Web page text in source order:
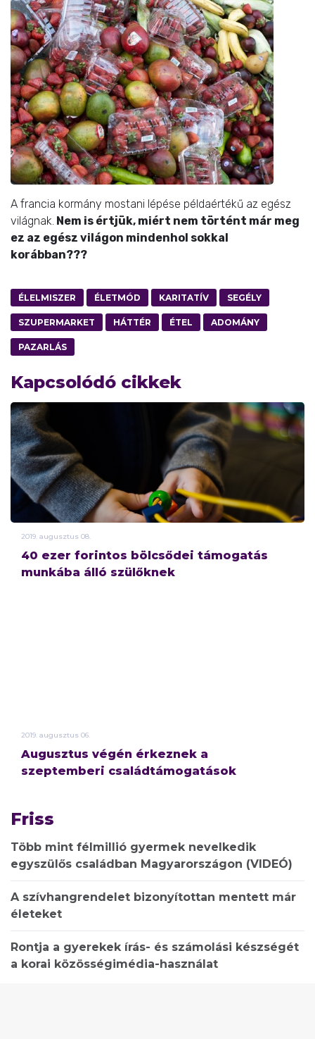
A francia kormány mostani lépése példaértékű az egész
világnak. Nem is értjük, miért nem történt már meg
ez az egész világon mindenhol sokkal
korábban???
ÉLELMISZER ÉLETMÓD KARITATÍV SEGÉLY
SZUPERMARKET HÁTTÉR ÉTEL ADOMÁNY
PAZARLÁS
Kapcsolódó cikkek
2019. augusztus 08.
40 ezer forintos bölcsődei támogatás
munkába álló szülőknek
2019. augusztus 06.
Augusztus végén érkeznek a
szeptemberi családtámogatások
Friss
Több mint félmillió gyermek nevelkedik
egyszülős családban Magyarországon (VIDEÓ)
A szívhangrendelet bizonyítottan mentett már
életeket
Rontja a gyerekek írás- és számolási készségét
a korai közösségimédia-használat